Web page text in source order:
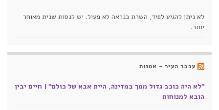
לא ניתן להגיע לפיד, השרת כנראה לא פעיל. יש לנסות שנית מאוחר
יותר.
עכבר העיר - אמנות
"לא היה כוכב גדול ממך במדינה, היית אבא של כולם" | חיים יבין
הובא למנוחות